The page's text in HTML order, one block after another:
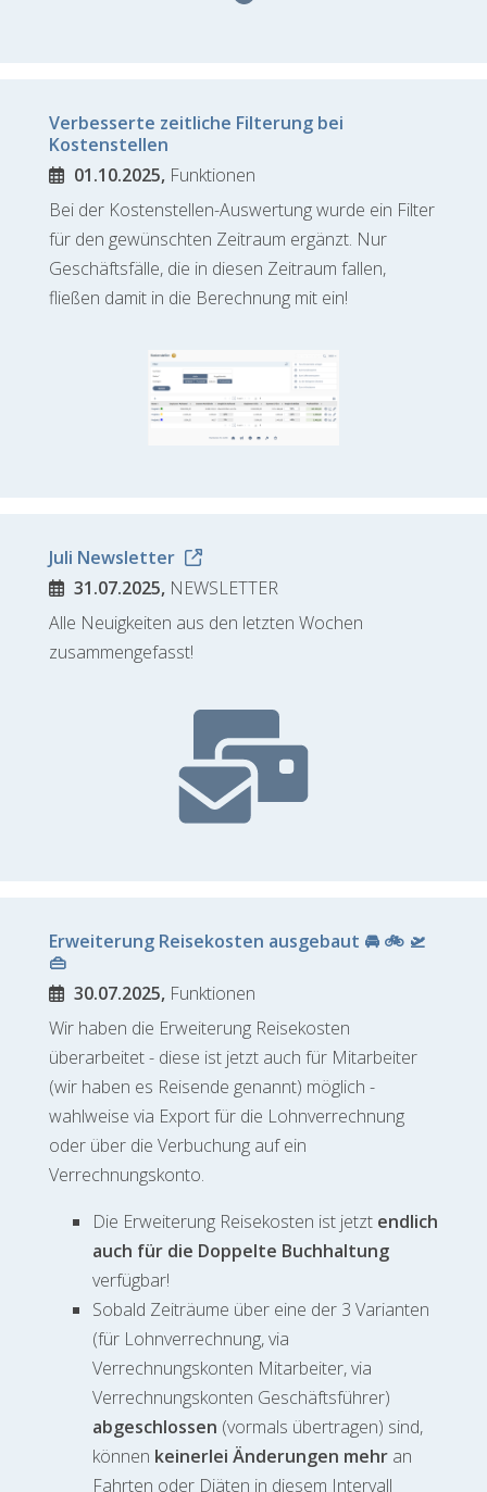
Verbesserte zeitliche Filterung bei
Kostenstellen
01.10.2025, Funktionen
Bei der Kostenstellen-Auswertung wurde ein Filter
für den gewünschten Zeitraum ergänzt. Nur
Geschäftsfälle, die in diesen Zeitraum fallen,
fließen damit in die Berechnung mit ein!
Juli Newsletter
31.07.2025, NEWSLETTER
Alle Neuigkeiten aus den letzten Wochen
zusammengefasst!
Erweiterung Reisekosten ausgebaut 🚘 🚲 🛫
👜
30.07.2025, Funktionen
Wir haben die Erweiterung Reisekosten
überarbeitet - diese ist jetzt auch für Mitarbeiter
(wir haben es Reisende genannt) möglich -
wahlweise via Export für die Lohnverrechnung
oder über die Verbuchung auf ein
Verrechnungskonto.
Die Erweiterung Reisekosten ist jetzt endlich
auch für die Doppelte Buchhaltung
verfügbar!
Sobald Zeiträume über eine der 3 Varianten
(für Lohnverrechnung, via
Verrechnungskonten Mitarbeiter, via
Verrechnungskonten Geschäftsführer)
abgeschlossen (vormals übertragen) sind,
können keinerlei Änderungen mehr an
Fahrten oder Diäten in diesem Intervall